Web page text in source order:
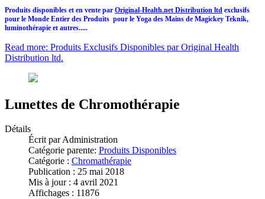
Produits disponibles et en vente par Original-Health.net Distribution ltd exclusifs
pour le Monde Entier des Produits pour le Yoga des Mains de Magickey Teknik,
luminothérapie et autres.....
Read more: Produits Exclusifs Disponibles par Original Health
Distribution ltd.
Lunettes de Chromothérapie
Détails
Écrit parAdministration
Catégorie parente: Produits Disponibles
Catégorie : Chromathérapie
Publication : 25 mai 2018
Mis à jour : 4 avril 2021
Affichages : 11876